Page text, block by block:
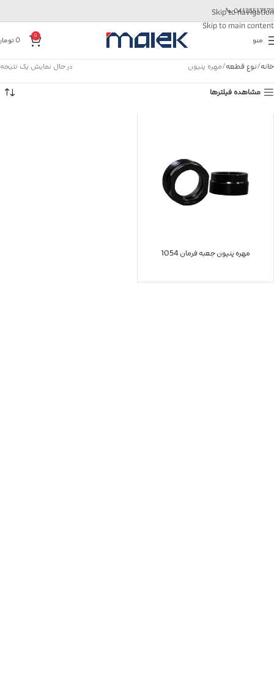
Skip to navigation
Skip to main content
04135517573
📞
منو 0
0
خانه نوع قطعه مهره پنیون
در حال نمایش یک نتیجه
مشاهده فیلترها
مهره پنیون جعبه فرمان 1054